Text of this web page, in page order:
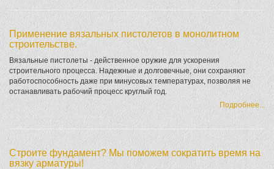
Применение вязальных пистолетов в монолитном
строительстве.
Вязальные пистолеты - действенное оружие для ускорения
строительного процесса. Надежные и долговечные, они сохраняют
работоспособность даже при минусовых температурах, позволяя не
останавливать рабочий процесс круглый год.
Подробнее...
Строите фундамент? Мы поможем сократить время на
вязку арматуры!